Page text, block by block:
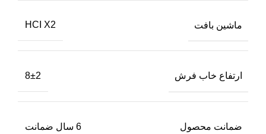
ماشین بافت HCI X2
ارتفاع خاب فرش 8±2
ضمانت محصول 6 سال ضمانت